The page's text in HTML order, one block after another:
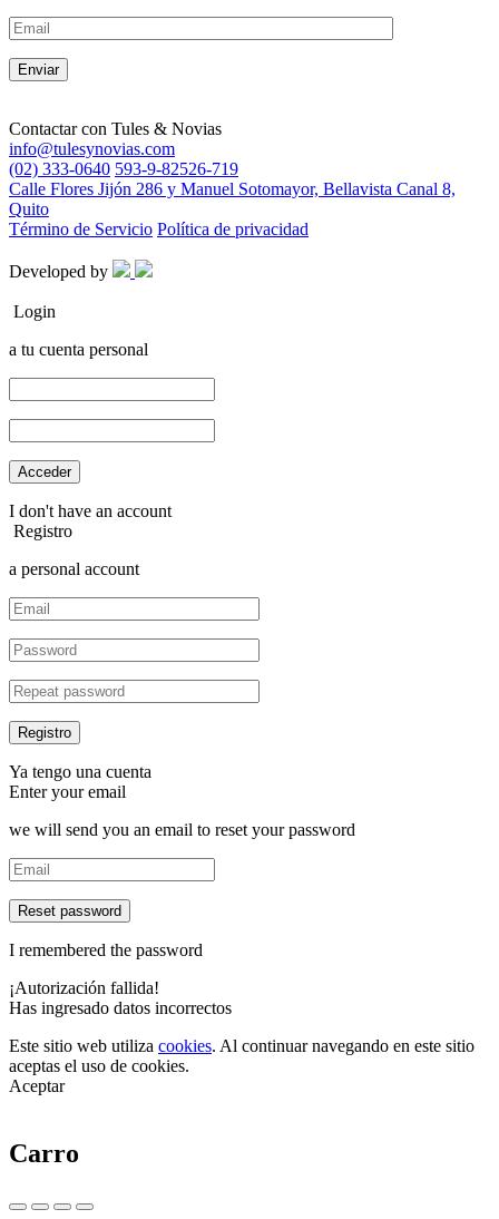
Contactar con Tules & Novias
info@tulesynovias.com
(02) 333-0640 593-9-82526-719
Calle Flores Jijón 286 y Manuel Sotomayor, Bellavista Canal 8,
Quito
Término de Servicio Política de privacidad
Developed by
Login
a tu cuenta personal
I don't have an account
Registro
a personal account
Ya tengo una cuenta
Enter your email
we will send you an email to reset your password
Reset password
I remembered the password
¡Autorización fallida!
Has ingresado datos incorrectos
Este sitio web utiliza cookies. Al continuar navegando en este sitio
aceptas el uso de cookies.
Aceptar
Carro